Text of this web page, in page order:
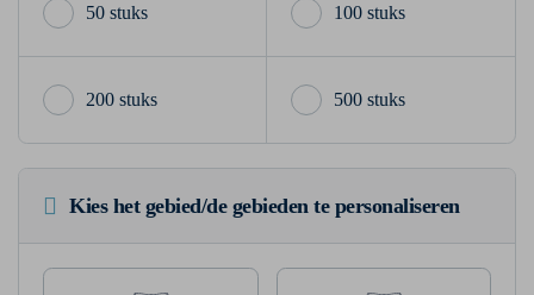
50 stuks 100 stuks
200 stuks 500 stuks
Kies het gebied/de gebieden te personaliseren